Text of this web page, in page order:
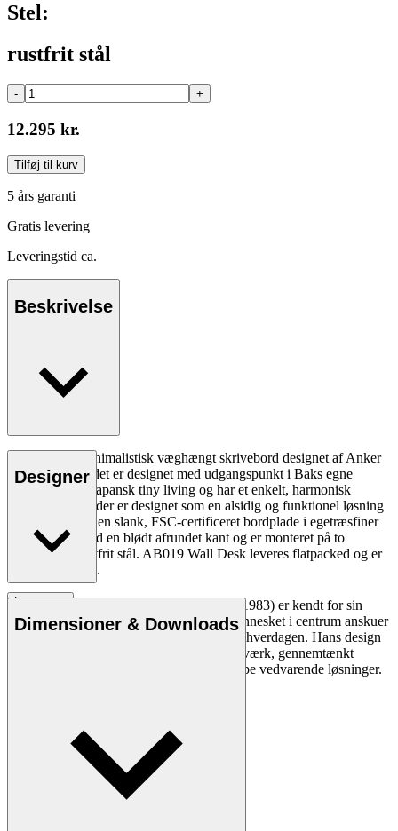
Stel:
rustfrit stål
- +
12.295 kr.
Tilføj til kurv
5 års garanti
Gratis levering
Leveringstid ca.
Beskrivelse
AB019 er et minimalistisk væghængt skrivebord designet af Anker
Bak. Skrivebordet er designet med udgangspunkt i Baks egne
erfaringer med japansk tiny living og har et enkelt, harmonisk
udtryk. Bordet, der er designet som en alsidig og funktionel løsning
til små rum, har en slank, FSC-certificeret bordplade i egetræsfiner
eller laminat med en blødt afrundet kant og er monteret på to
vægbeslag i rustfrit stål. AB019 Wall Desk leveres flatpacked og er
nemt at montere.
Læs mere
Designer
Designer og møbelsnedker Anker Bak (f. 1983) er kendt for sin
problemløsende tilgang, hvor han med mennesket i centrum anskuer
design som midlet til at løse udfordringer i hverdagen. Hans design
vidner om en dyb respekt for dygtigt håndværk, gennemtænkt
funktion og en oprigtig interesse for at skabe vedvarende løsninger.
Dimensioner & Downloads